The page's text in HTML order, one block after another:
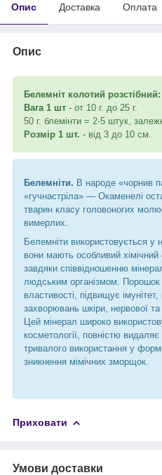
Опис Доставка Оплата
Опис
Белемніт колотий розстібний:
Вага 1 шт - от 10 г. до 25 г.
50 г. блемінти = 2-5 штук,
Розмір 1 шт. - від 3 до 10 см.
Белемніти. В народе «чорнив
«гучнастріла» — Окаменелі
тварин класу головоногих
вимерлих.
Белемніти використовується у
вони мають особливий хімічний
завдяки співвідношенню
людським організмом. Порошок
властивості, підвищує
захворювань шкіри, нервової та
Цей мінерал широко
косметології, повністю видаляє
тривалого використання у
зникнення мімічних зморщок.
Приховати
Умови доставки